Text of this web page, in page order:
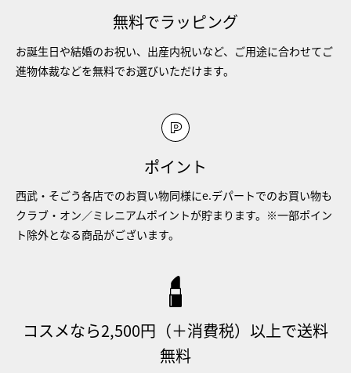
無料でラッピング
お誕生日や結婚のお祝い、出産内祝いなど、ご用途に合わせてご
進物体裁などを無料でお選びいただけます。
ポイント
西武・そごう各店でのお買い物同様にe.デパートでのお買い物も
クラブ・オン／ミレニアムポイントが貯まります。※一部ポイン
ト除外となる商品がございます。
コスメなら2,500円（＋消費税）以上で送料
無料